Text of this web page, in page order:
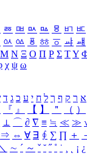
ㅭ ㅮ ㅯ ㅰ ㅱ ㅲ ㅳ
ㆂ ㆃ ㆄ ㆅ ㆆ ㆇ ㆈ
Μ Ν Ξ Ο Π Ρ Σ ΤΥ
χ ψ ω
א ר ק ף ך ל ח י ע כ ג ד
『 』 【 】 ＂ （ ）
⊥ ⌒ ∂ ∇ ≡ ≒ ≪ ≫
⇒ ⇔ ∀ ∃ ∮ ∑ ∏ ＋
∼ ´ ～ ˇ ˘ ˝ ˚ ˙ ¸ ¡ ¿